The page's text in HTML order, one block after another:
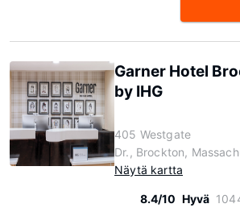
Garner Hotel
by IHG
405 Westgate
Dr., Brockton,
Näytä kartta
8.4/10 Hyvä